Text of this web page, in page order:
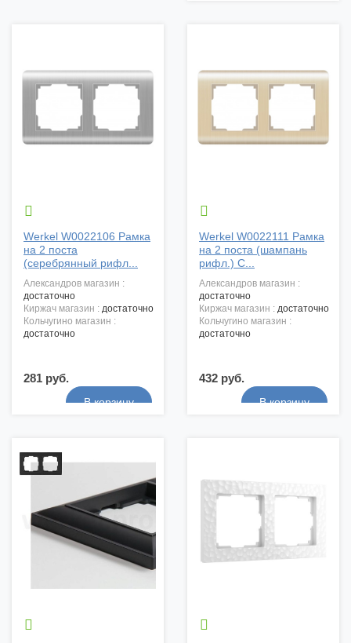

Werkel W0022106 Рамка
на 2 поста
(серебрянный рифл...
александров магазин :
достаточно
киржач магазин : достаточно
кольчугино магазин :
достаточно
281 руб.

Werkel W0022111 Рамка
на 2 поста (шампань
рифл.) С...
александров магазин :
достаточно
киржач магазин : достаточно
кольчугино магазин :
достаточно
432 руб.
 